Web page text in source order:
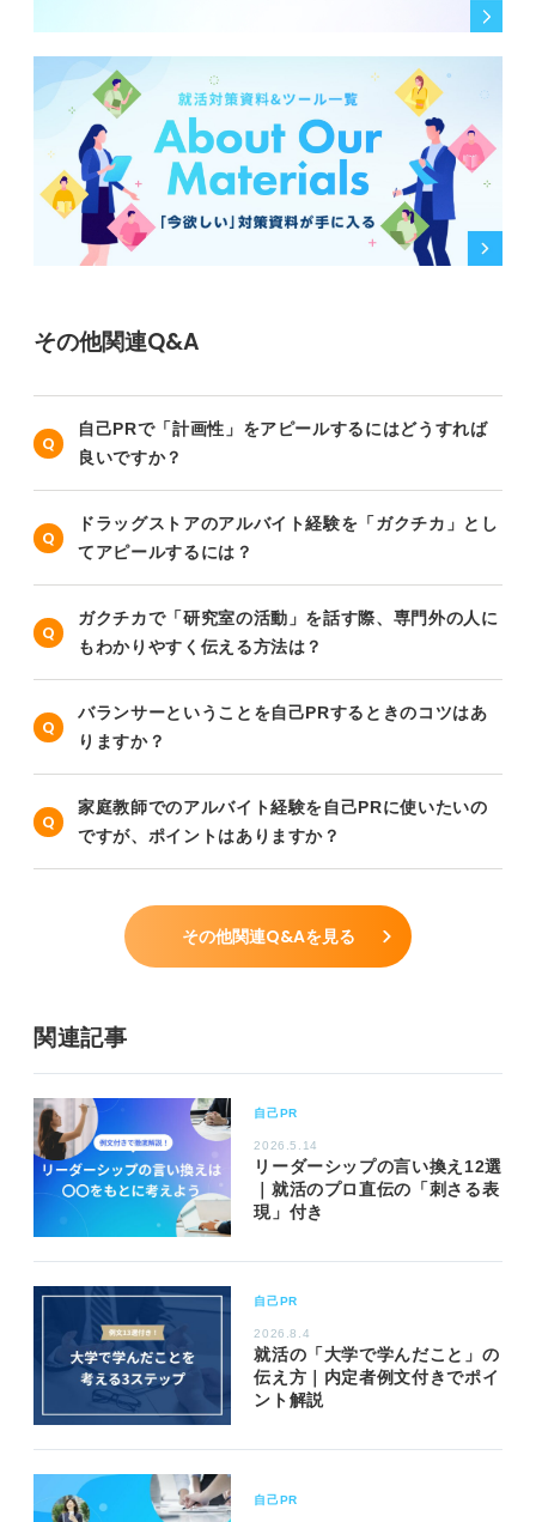
その他関連Q&A
自己PRで「計画性」をアピールするにはどうすれば
良いですか？
ドラッグストアのアルバイト経験を「ガクチカ」とし
てアピールするには？
ガクチカで「研究室の活動」を話す際、専門外の人に
もわかりやすく伝える方法は？
バランサーということを自己PRするときのコツはあ
りますか？
家庭教師でのアルバイト経験を自己PRに使いたいの
ですが、ポイントはありますか？
その他関連Q&Aを見る
関連記事
自己PR
2026.5.14
リーダーシップの言い換え12選
｜就活のプロ直伝の「刺さる表
現」付き
自己PR
2026.8.4
就活の「大学で学んだこと」の
伝え方｜内定者例文付きでポイ
ント解説
自己PR